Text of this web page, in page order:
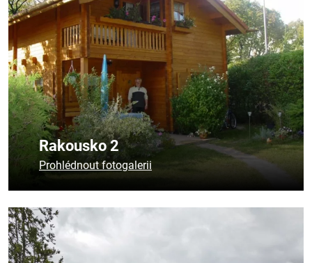
Rakousko 2
Prohlédnout fotogalerii